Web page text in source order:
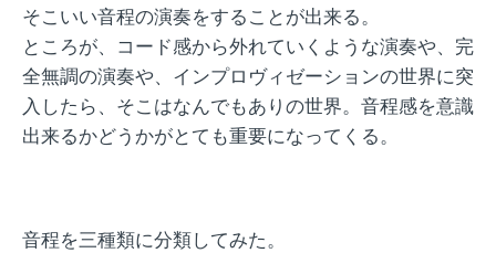
そこいい音程の演奏をすることが出来る。
ところが、コード感から外れていくような演奏や、完
全無調の演奏や、インプロヴィゼーションの世界に突
入したら、そこはなんでもありの世界。音程感を意識
出来るかどうかがとても重要になってくる。
音程を三種類に分類してみた。